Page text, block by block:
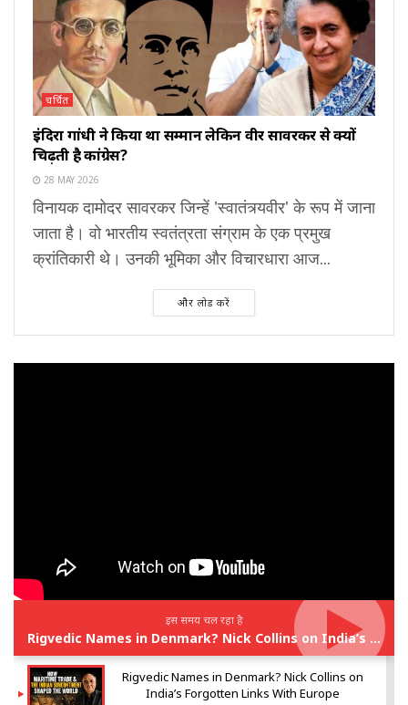
चर्चित
इंदिरा गांधी ने किया था सम्मान लेकिन वीर सावरकर से क्यों
चिढ़ती है कांग्रेस?
28 MAY 2026
विनायक दामोदर सावरकर जिन्हें 'स्वातंत्र्यवीर' के रूप में जाना
जाता है। वो भारतीय स्वतंत्रता संग्राम के एक प्रमुख
क्रांतिकारी थे। उनकी भूमिका और विचारधारा आज...
और लोड करें
इस समय चल रहा है
Rigvedic Names in Denmark? Nick Collins on India’s Forgotten Links With Europe
Rigvedic Names in Denmark? Nick Collins on
India’s Forgotten Links With Europe